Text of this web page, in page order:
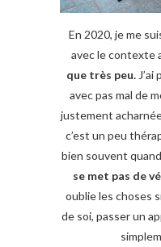
En 2020, je me
avec le contexte
que très peu.
avec pas mal de
justement
c’est un peu
bien souvent
se met pas de
oublie les choses
de soi, passer un